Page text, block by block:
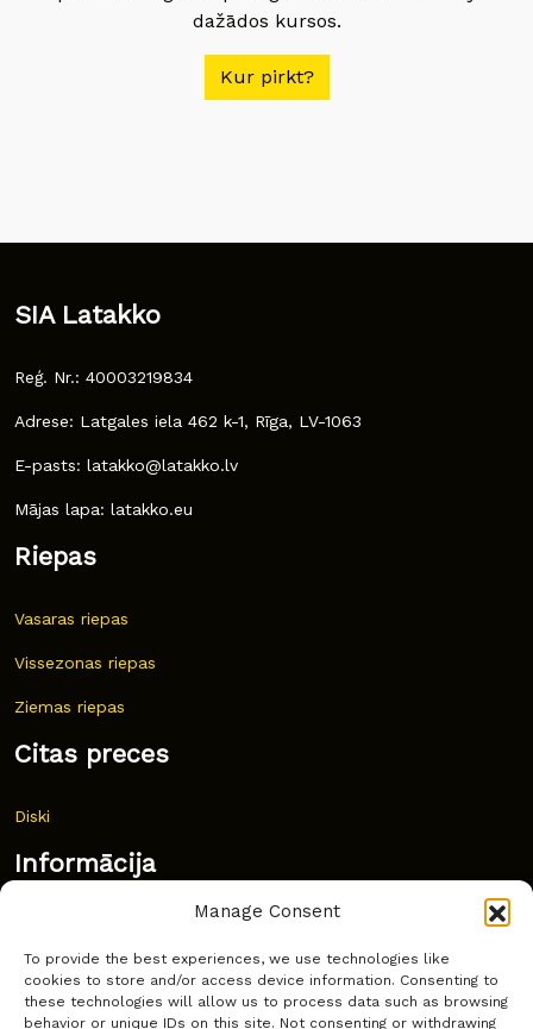
Manage Consent
To provide the best experiences, we use technologies like
cookies to store and/or access device information. Consenting to
these technologies will allow us to process data such as browsing
behavior or unique IDs on this site. Not consenting or withdrawing
dažādos kursos.
Kur pirkt?
SIA Latakko
Reģ. Nr.: 40003219834
Adrese: Latgales iela 462 k-1, Rīga, LV-1063
E-pasts: latakko@latakko.lv
Mājas lapa: latakko.eu
Riepas
Vasaras riepas
Vissezonas riepas
Ziemas riepas
Citas preces
Diski
Informācija
Bieži uzdoti jautājumi
Kur pirkt?